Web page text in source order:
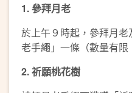
1. 參拜月老
於上午９時起，參拜月
老手繩」一條（數量有限
2. 祈願桃花樹